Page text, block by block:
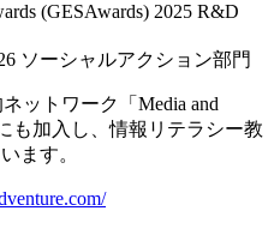
(GESAwards) 2025 R&D
ソーシャルアクション部門
ットワーク「Media and
も加入し、情報リテラシー教
ます。